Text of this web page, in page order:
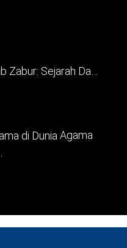
Zabur: Sejarah Da…
Agama